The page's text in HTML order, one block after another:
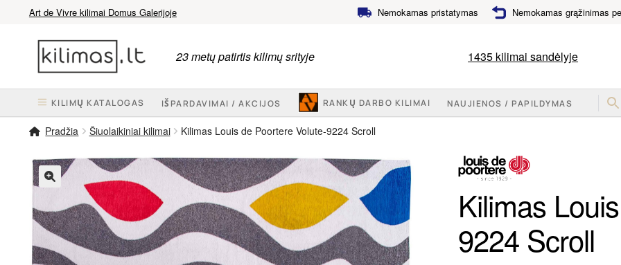
Art de Vivre kilimai Domus Galerijoje Nemokamas pristatymas Nemokamas grąžinimas
prie
meniu
prie
turinio
23 metų patirtis kilimų srityje 1435 kilimai sandėlyje
KILIMŲ KATALOGAS IŠPARDAVIMAI / AKCIJOS RANKŲ DARBO KILIMAI NAUJIENOS / PAPILDYMAS
Pradžia Šiuolaikiniai kilimai Kilimas Louis de Poortere Volute-9224 Scroll
Kilimas
9224 Scroll